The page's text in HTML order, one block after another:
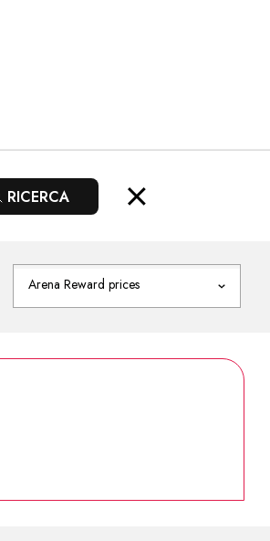
RICERCA
Arena Reward prices